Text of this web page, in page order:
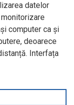
datelor
computer ca și
deoarece
Interfața